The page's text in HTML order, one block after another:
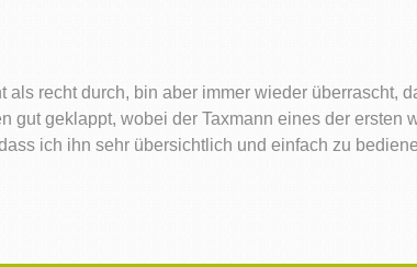
recht durch, bin aber immer wieder überrascht,
gut geklappt, wobei der Taxmann eines der ersten
ich ihn sehr übersichtlich und einfach zu